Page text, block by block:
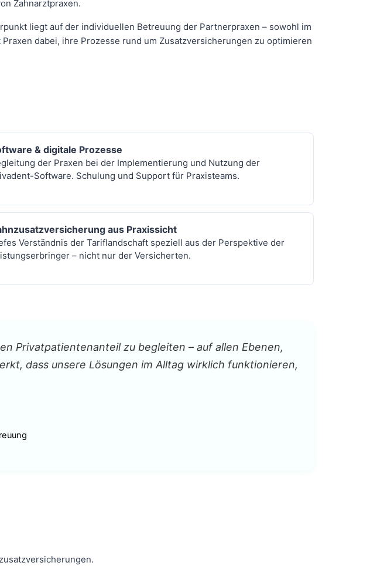
Zahnarztpraxen.
liegt auf der individuellen Betreuung der Partnerpraxen – sowohl im
dabei, ihre Prozesse rund um Zusatzversicherungen zu optimieren
& digitale Prozesse
der Praxen bei der Implementierung und Nutzung der
Software. Schulung und Support für Praxisteams.
aus Praxissicht
Verständnis der Tariflandschaft speziell aus der Perspektive der
– nicht nur der Versicherten.
Privatpatientenanteil zu begleiten – auf allen Ebenen,
dass unsere Lösungen im Alltag wirklich funktionieren,